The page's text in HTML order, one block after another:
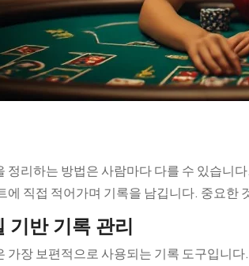
정리하는 방법은 사람마다 다를 수 있습니
에 직접 적어가며 기록을 남깁니다. 중요한
기반 기록 관리
가장 보편적으로 사용되는 기록 도구입니